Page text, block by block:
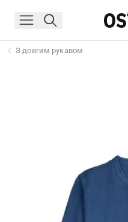
З довгим рукавом